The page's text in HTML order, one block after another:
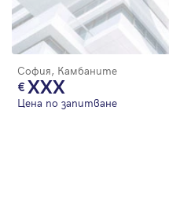
София, Камбаните
XXX
Цена по запитване
Парола